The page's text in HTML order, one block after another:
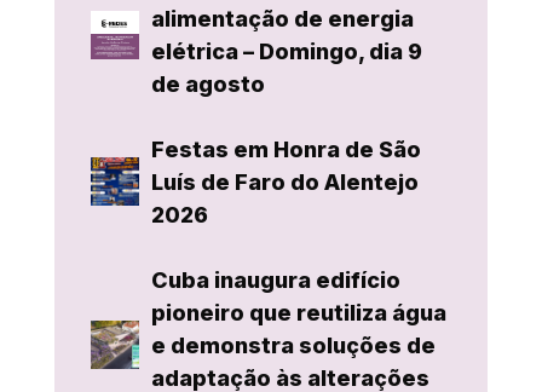
alimentação de energia
elétrica – Domingo, dia 9
de agosto
Festas em Honra de São
Luís de Faro do Alentejo
2026
Cuba inaugura edifício
pioneiro que reutiliza água
e demonstra soluções de
adaptação às alterações